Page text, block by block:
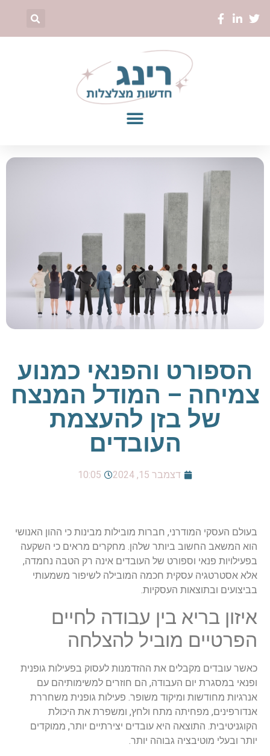
הספורט והפנאי כמנוע
צמיחה – המודל המנצח
של בזן להעצמת
העובדים
דצמבר 15, 2024 10:05
בעולם העסקי המודרני, חברות מובילות מבינות כי ההון האנושי
הוא המשאב החשוב ביותר שלהן. מחקרים מראים כי השקעה
בפעילויות פנאי וספורט של העובדים אינה רק הטבה נחמדה,
אלא אסטרטגיה עסקית חכמה המובילה לשיפור משמעותי
בביצועים ובתוצאות העסקיות.
איזון בריא בין עבודה לחיים
הפרטיים מוביל להצלחה
כאשר עובדים מקבלים את ההזדמנות לעסוק בפעילות גופנית
ופנאי במסגרת יום העבודה, הם חוזרים למשימותיהם עם
אנרגיות מחודשות ומיקוד משופר. פעילות גופנית משחררת
אנדורפינים, מפחיתה מתח ולחץ, ומשפרת את היכולת
הקוגניטיבית. התוצאה היא עובדים יצירתיים יותר, ממוקדים
יותר ובעלי מוטיבציה גבוהה יותר.